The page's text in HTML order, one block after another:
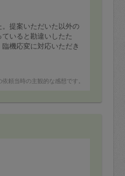
提案いただいた以外の
いると勘違いしたた
機応変に対応いただき
頼当時の主観的な感想です。